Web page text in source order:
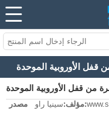
الأوروبية الموحدة
من قفل الأوروبية الموحدة
مؤلف:سينيا راو مصدر: